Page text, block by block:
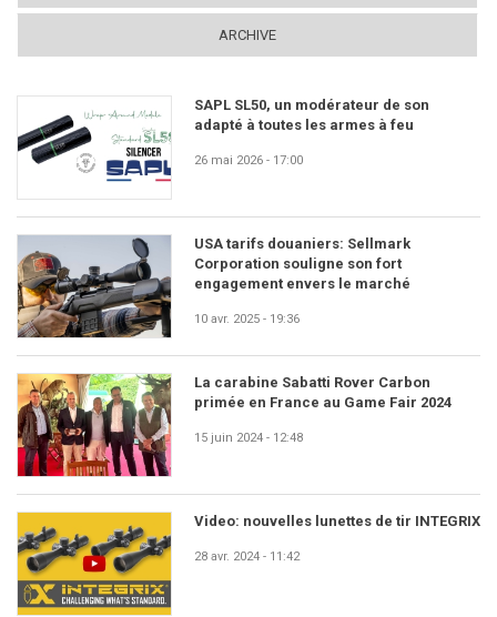
ARCHIVE
SAPL SL50, un modérateur de son
adapté à toutes les armes à feu
26 mai 2026 - 17:00
USA tarifs douaniers: Sellmark
Corporation souligne son fort
engagement envers le marché
10 avr. 2025 - 19:36
La carabine Sabatti Rover Carbon
primée en France au Game Fair 2024
15 juin 2024 - 12:48
Video: nouvelles lunettes de tir INTEGRIX
28 avr. 2024 - 11:42